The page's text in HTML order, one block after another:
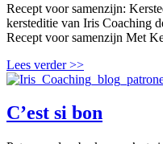
Recept voor samenzijn:
kersteditie van Iris Coaching
Recept voor samenzijn Met
Lees verder >>
C’est si bon